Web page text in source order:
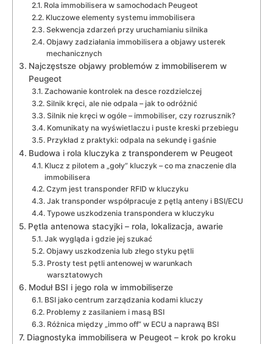
Rola immobilisera w samochodach Peugeot
Kluczowe elementy systemu immobilisera
Sekwencja zdarzeń przy uruchamianiu silnika
Objawy zadziałania immobilisera a objawy usterek
mechanicznych
Najczęstsze objawy problemów z immobiliserem w
Peugeot
Zachowanie kontrolek na desce rozdzielczej
Silnik kręci, ale nie odpala – jak to odróżnić
Silnik nie kręci w ogóle – immobiliser, czy rozrusznik?
Komunikaty na wyświetlaczu i puste kreski przebiegu
Przykład z praktyki: odpala na sekundę i gaśnie
Budowa i rola kluczyka z transponderem w Peugeot
Klucz z pilotem a „goły” kluczyk – co ma znaczenie dla
immobilisera
Czym jest transponder RFID w kluczyku
Jak transponder współpracuje z pętlą anteny i BSI/ECU
Typowe uszkodzenia transpondera w kluczyku
Pętla antenowa stacyjki – rola, lokalizacja, awarie
Jak wygląda i gdzie jej szukać
Objawy uszkodzenia lub złego styku pętli
Prosty test pętli antenowej w warunkach
warsztatowych
Moduł BSI i jego rola w immobiliserze
BSI jako centrum zarządzania kodami kluczy
Problemy z zasilaniem i masą BSI
Różnica między „immo off” w ECU a naprawą BSI
Diagnostyka immobilisera w Peugeot – krok po kroku